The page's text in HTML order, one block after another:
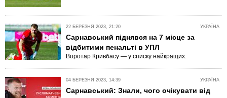
УКРАЇНА
22 БЕРЕЗНЯ 2023, 21:20
Сарнавський піднявся на 7 місце за
відбитими пенальті в УПЛ
Воротар Кривбасу — у списку найкращих.
УКРАЇНА
04 БЕРЕЗНЯ 2023, 14:39
Сарнавський: Знали, чого очікувати від